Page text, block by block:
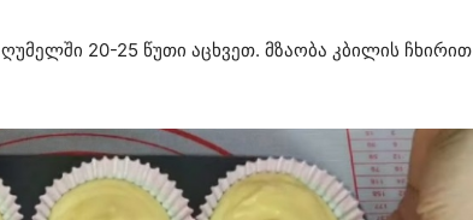
20-25 წუთი აცხვეთ. მზაობა კბილის ჩხირით